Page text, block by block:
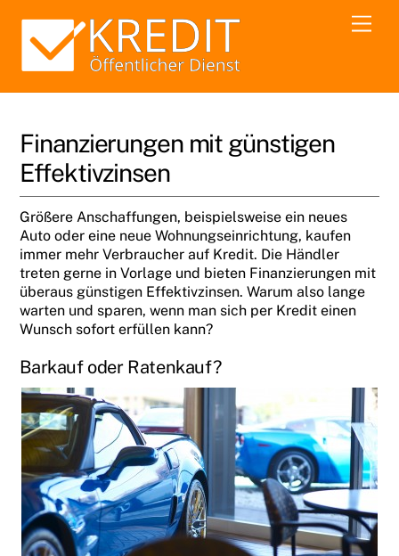
content
Finanzierungen mit günstigen
Effektivzinsen
Größere Anschaffungen, beispielsweise ein neues
Auto oder eine neue Wohnungseinrichtung, kaufen
immer mehr Verbraucher auf Kredit. Die Händler
treten gerne in Vorlage und bieten Finanzierungen mit
überaus günstigen Effektivzinsen. Warum also lange
warten und sparen, wenn man sich per Kredit einen
Wunsch sofort erfüllen kann?
Barkauf oder Ratenkauf?